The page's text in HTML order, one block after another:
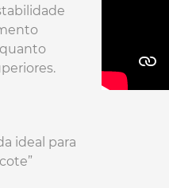
ideal para